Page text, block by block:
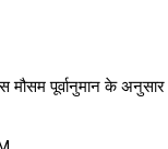
मौसम पूर्वानुमान के अनुसार